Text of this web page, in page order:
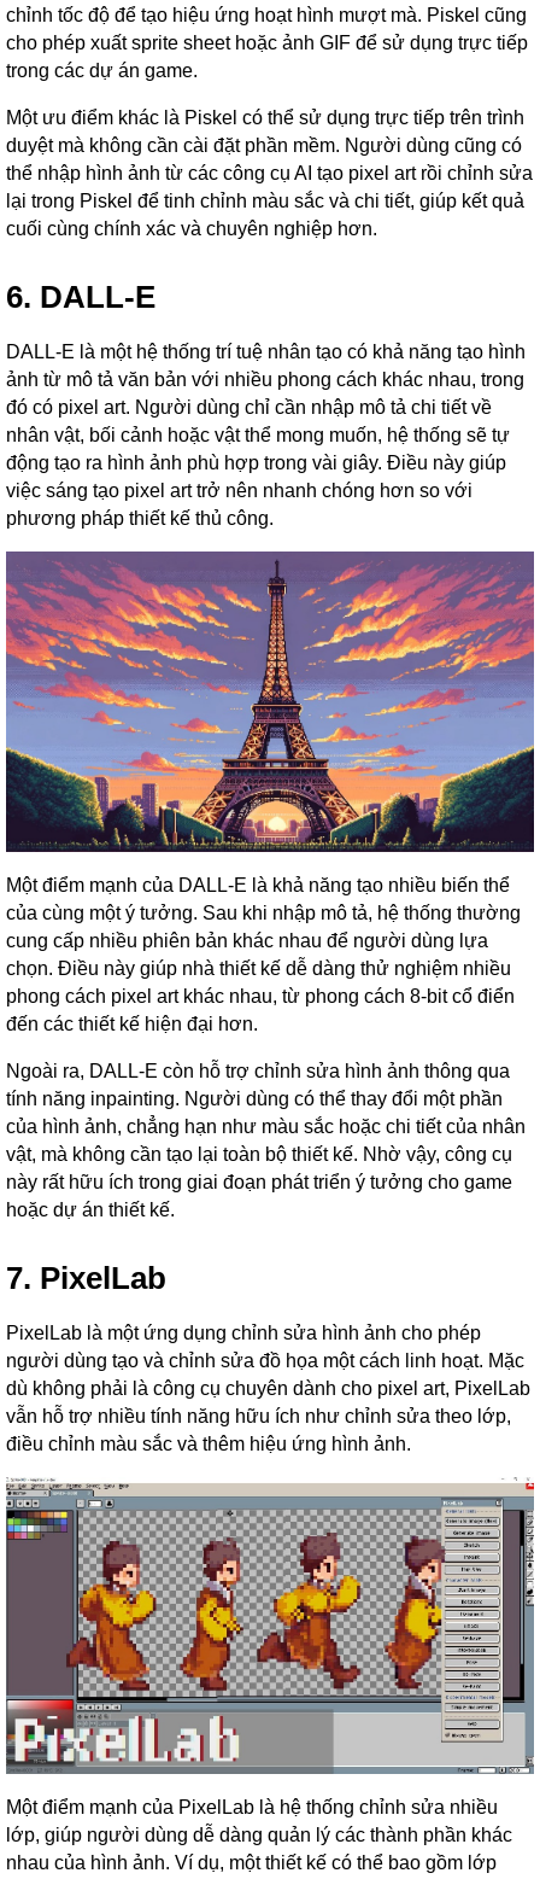
chỉnh tốc độ để tạo hiệu ứng hoạt hình mượt mà. Piskel cũng
cho phép xuất sprite sheet hoặc ảnh GIF để sử dụng trực tiếp
trong các dự án game.
Một ưu điểm khác là Piskel có thể sử dụng trực tiếp trên trình
duyệt mà không cần cài đặt phần mềm. Người dùng cũng có
thể nhập hình ảnh từ các công cụ AI tạo pixel art rồi chỉnh sửa
lại trong Piskel để tinh chỉnh màu sắc và chi tiết, giúp kết quả
cuối cùng chính xác và chuyên nghiệp hơn.
6. DALL-E
DALL-E là một hệ thống trí tuệ nhân tạo có khả năng tạo hình
ảnh từ mô tả văn bản với nhiều phong cách khác nhau, trong
đó có pixel art. Người dùng chỉ cần nhập mô tả chi tiết về
nhân vật, bối cảnh hoặc vật thể mong muốn, hệ thống sẽ tự
động tạo ra hình ảnh phù hợp trong vài giây. Điều này giúp
việc sáng tạo pixel art trở nên nhanh chóng hơn so với
phương pháp thiết kế thủ công.
Một điểm mạnh của DALL-E là khả năng tạo nhiều biến thể
của cùng một ý tưởng. Sau khi nhập mô tả, hệ thống thường
cung cấp nhiều phiên bản khác nhau để người dùng lựa
chọn. Điều này giúp nhà thiết kế dễ dàng thử nghiệm nhiều
phong cách pixel art khác nhau, từ phong cách 8-bit cổ điển
đến các thiết kế hiện đại hơn.
Ngoài ra, DALL-E còn hỗ trợ chỉnh sửa hình ảnh thông qua
tính năng inpainting. Người dùng có thể thay đổi một phần
của hình ảnh, chẳng hạn như màu sắc hoặc chi tiết của nhân
vật, mà không cần tạo lại toàn bộ thiết kế. Nhờ vậy, công cụ
này rất hữu ích trong giai đoạn phát triển ý tưởng cho game
hoặc dự án thiết kế.
7. PixelLab
PixelLab là một ứng dụng chỉnh sửa hình ảnh cho phép
người dùng tạo và chỉnh sửa đồ họa một cách linh hoạt. Mặc
dù không phải là công cụ chuyên dành cho pixel art, PixelLab
vẫn hỗ trợ nhiều tính năng hữu ích như chỉnh sửa theo lớp,
điều chỉnh màu sắc và thêm hiệu ứng hình ảnh.
Một điểm mạnh của PixelLab là hệ thống chỉnh sửa nhiều
lớp, giúp người dùng dễ dàng quản lý các thành phần khác
nhau của hình ảnh. Ví dụ, một thiết kế có thể bao gồm lớp